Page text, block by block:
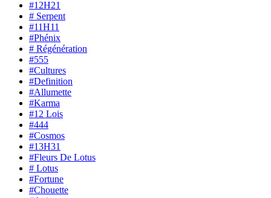
#12H21
# Serpent
#11H11
#Phénix
# Régénération
#555
#Cultures
#Definition
#Allumette
#Karma
#12 Lois
#444
#Cosmos
#13H31
#Fleurs De Lotus
# Lotus
#Fortune
#Chouette